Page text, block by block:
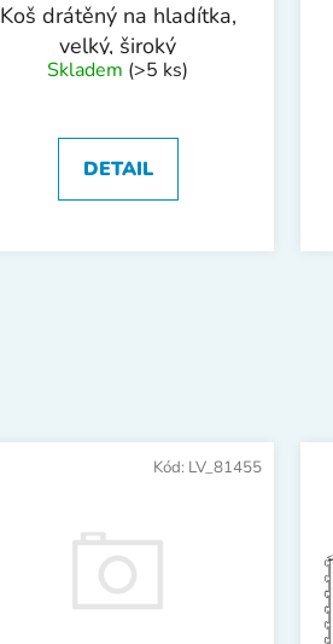
Koš drátěný na hladítka,
velký, široký
Skladem (>5 ks)
DETAIL
Kód: LV_81455